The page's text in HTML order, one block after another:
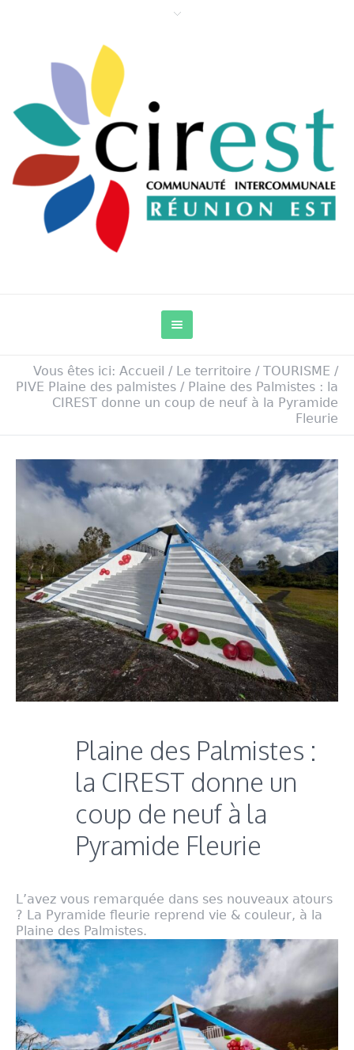
Vous êtes ici: Accueil / Le territoire / TOURISME /
PIVE Plaine des palmistes / Plaine des Palmistes : la
CIREST donne un coup de neuf à la Pyramide
Fleurie
Plaine des Palmistes :
la CIREST donne un
coup de neuf à la
Pyramide Fleurie
L’avez vous remarquée dans ses nouveaux atours
? La Pyramide fleurie reprend vie & couleur, à la
Plaine des Palmistes.